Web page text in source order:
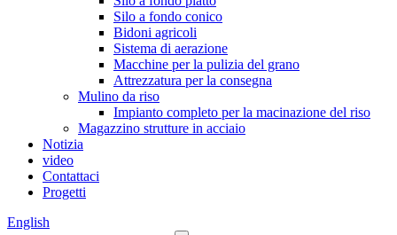
Silo a fondo conico
Bidoni agricoli
Sistema di aerazione
Macchine per la pulizia del grano
Attrezzatura per la consegna
Mulino da riso
Impianto completo per la macinazione del riso
Magazzino strutture in acciaio
Notizia
video
Contattaci
Progetti
English